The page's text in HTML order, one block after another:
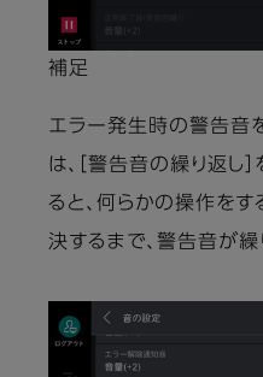
補足
エラー発生時の警告音
は、［警告音の繰り返し
ると、何らかの操作をす
決するまで、警告音が繰